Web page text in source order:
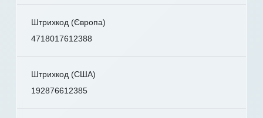
Штрихкод (Європа)
4718017612388
Штрихкод (США)
192876612385